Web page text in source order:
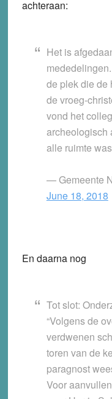
achteraan:
Het is
de plek die de
de vroeg-
vond het
archeologisch
alle ruimte
— Gemeente
June 18, 2018
En daarna nog
Tot slot:
“Volgens de
verdwenen
toren van de
paragnost
Voor